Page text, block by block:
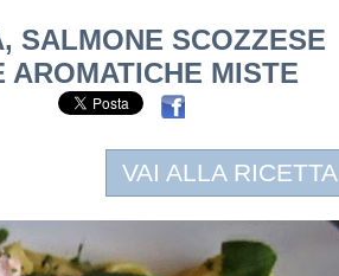
SALMONE SCOZZESE
AROMATICHE MISTE
VAI ALLA RICETTA